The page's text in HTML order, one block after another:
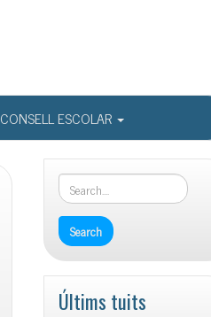
CONSELL ESCOLAR
Últims tuits